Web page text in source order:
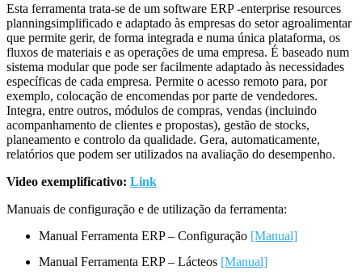
Esta ferramenta trata-se de um software ERP -enterprise resources
planningsimplificado e adaptado às empresas do setor agroalimentar
que permite gerir, de forma integrada e numa única plataforma, os
fluxos de materiais e as operações de uma empresa. É baseado num
sistema modular que pode ser facilmente adaptado às necessidades
específicas de cada empresa. Permite o acesso remoto para, por
exemplo, colocação de encomendas por parte de vendedores.
Integra, entre outros, módulos de compras, vendas (incluindo
acompanhamento de clientes e propostas), gestão de stocks,
planeamento e controlo da qualidade. Gera, automaticamente,
relatórios que podem ser utilizados na avaliação do desempenho.
Video exemplificativo: Link
Manuais de configuração e de utilização da ferramenta:
Manual Ferramenta ERP – Configuração [Manual]
Manual Ferramenta ERP – Lácteos [Manual]